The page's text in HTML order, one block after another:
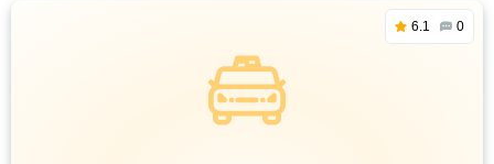
6.1 0